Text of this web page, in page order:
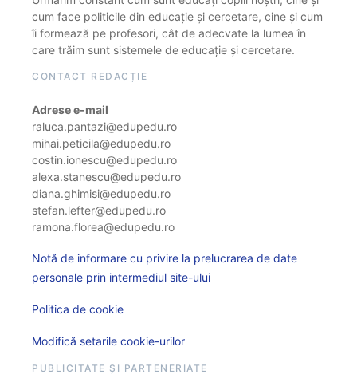
cum face politicile din educație și cercetare, cine și cum
îi formează pe profesori, cât de adecvate la lumea în
care trăim sunt sistemele de educație și cercetare.
CONTACT REDACȚIE
Adrese e-mail
raluca.pantazi@edupedu.ro
mihai.peticila@edupedu.ro
costin.ionescu@edupedu.ro
alexa.stanescu@edupedu.ro
diana.ghimisi@edupedu.ro
stefan.lefter@edupedu.ro
ramona.florea@edupedu.ro
Notă de informare cu privire la prelucrarea de date
personale prin intermediul site-ului
Politica de cookie
Modifică setarile cookie-urilor
PUBLICITATE ȘI PARTENERIATE